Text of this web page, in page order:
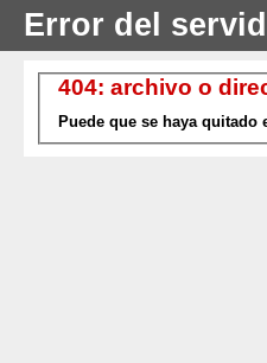
Error del
404: archivo o
Puede que se haya